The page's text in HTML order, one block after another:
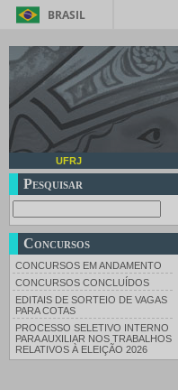
BRASIL
UFRJ
Pesquisar
Concursos
CONCURSOS EM ANDAMENTO
CONCURSOS CONCLUÍDOS
EDITAIS DE SORTEIO DE VAGAS
PARA COTAS
PROCESSO SELETIVO INTERNO
PARA AUXILIAR NOS TRABALHOS
RELATIVOS À ELEIÇÃO 2026